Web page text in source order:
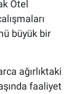
Otel
büyük bir
ağırlıktaki
faaliyet